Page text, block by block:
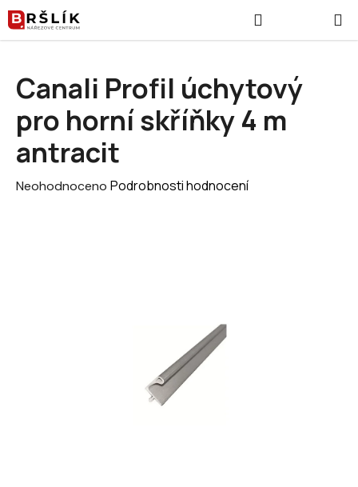
Přejít na obsah
Canali Profil úchytový
pro horní skříňky 4 m
antracit
Průměrné hodnocení produktu je 0,0 z 5 hvězdiček.
Neohodnoceno Podrobnosti hodnocení